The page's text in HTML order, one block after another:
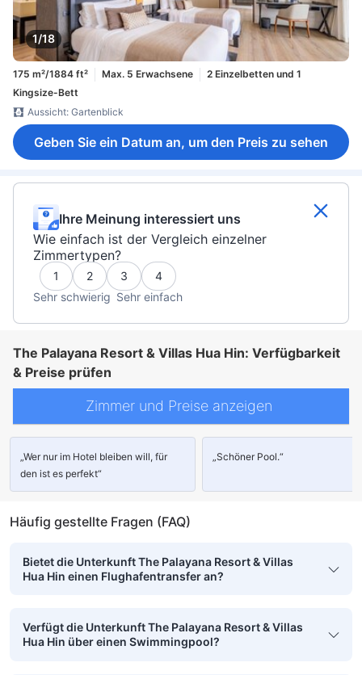
1/18
175 m²/1884 ft² Max. 5 Erwachsene
2 Einzelbetten und 1
Kingsize-Bett
Aussicht: Gartenblick
Geben Sie ein Datum an, um den Preis zu sehen
Ihre Meinung interessiert uns
Wie einfach ist der Vergleich einzelner
Zimmertypen?
1 2 3
4
Sehr schwierig Sehr einfach
The Palayana Resort & Villas Hua Hin: Verfügbarkeit
& Preise prüfen
Zimmer und Preise anzeigen
„Wer nur im Hotel bleiben will, für
den ist es perfekt“
„Schöner Pool.“
Häufig gestellte Fragen (FAQ)
Bietet die Unterkunft The Palayana Resort & Villas
Hua Hin einen Flughafentransfer an?
Verfügt die Unterkunft The Palayana Resort & Villas
Hua Hin über einen Swimmingpool?